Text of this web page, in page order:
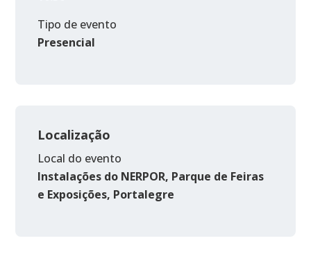
Tipo de evento
Presencial
Localização
Local do evento
Instalações do NERPOR, Parque de Feiras
e Exposições, Portalegre